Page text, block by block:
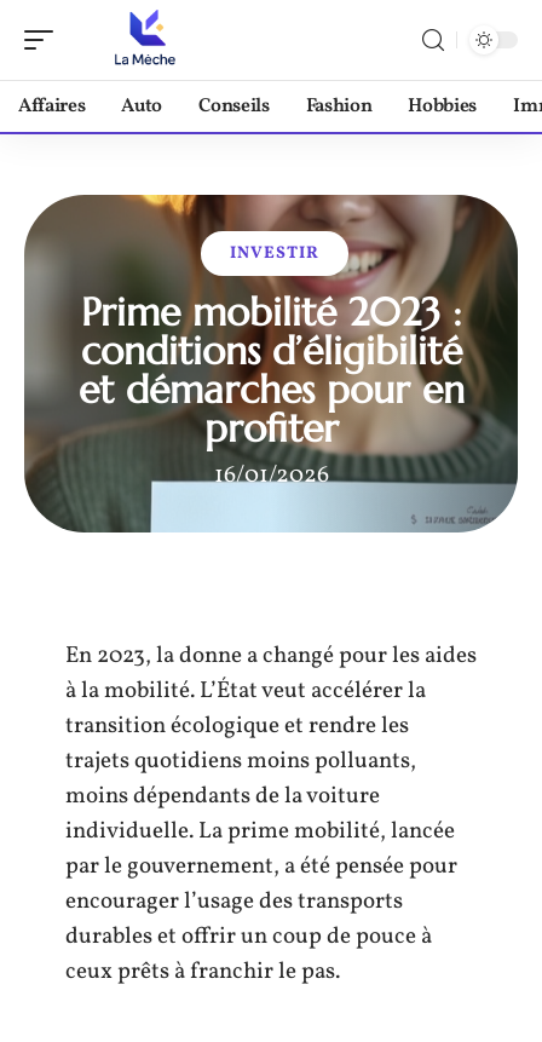
Affaires Auto Conseils Fashion Hobbies
INVESTIR
Prime mobilité 2023 :
conditions d’éligibilité
et démarches pour en
profiter
16/01/2026
En 2023, la donne a changé pour les aides
à la mobilité. L’État veut accélérer la
transition écologique et rendre les
trajets quotidiens moins polluants,
moins dépendants de la voiture
individuelle. La prime mobilité, lancée
par le gouvernement, a été pensée pour
encourager l’usage des transports
durables et offrir un coup de pouce à
ceux prêts à franchir le pas.